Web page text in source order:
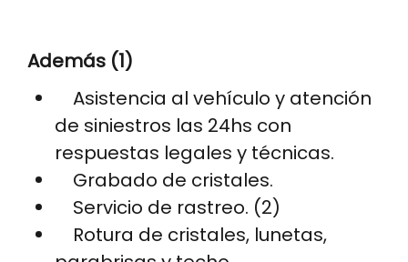
Además (1)
Asistencia al vehículo y atención
de siniestros las 24hs con
respuestas legales y técnicas.
Grabado de cristales.
Servicio de rastreo. (2)
Rotura de cristales, lunetas,